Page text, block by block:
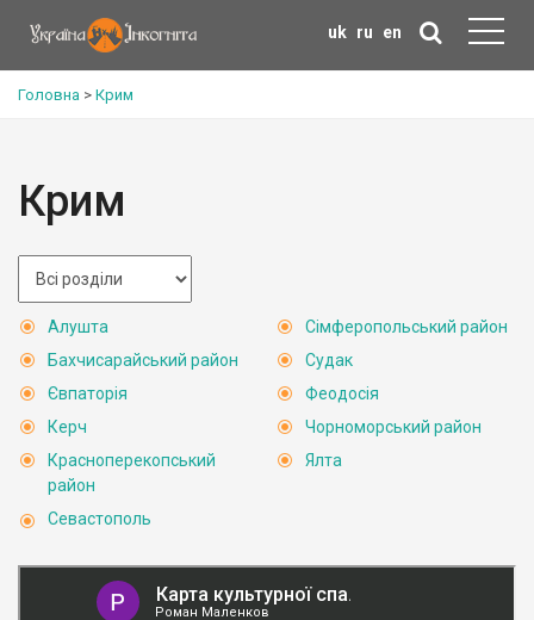
uk ru en
Головна > Крим
Крим
Алушта
Бахчисарайський район
Євпаторія
Керч
Красноперекопський
район
Севастополь
Сімферопольський район
Судак
Феодосія
Чорноморський район
Ялта